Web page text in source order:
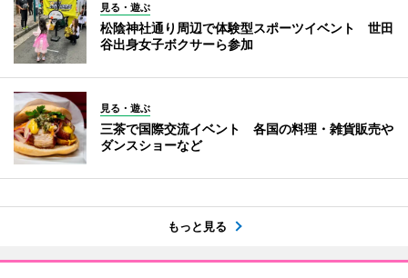
見る・遊ぶ
松陰神社通り周辺で体験型スポーツイベント 世田
谷出身女子ボクサーら参加
見る・遊ぶ
三茶で国際交流イベント 各国の料理・雑貨販売や
ダンスショーなど
もっと見る